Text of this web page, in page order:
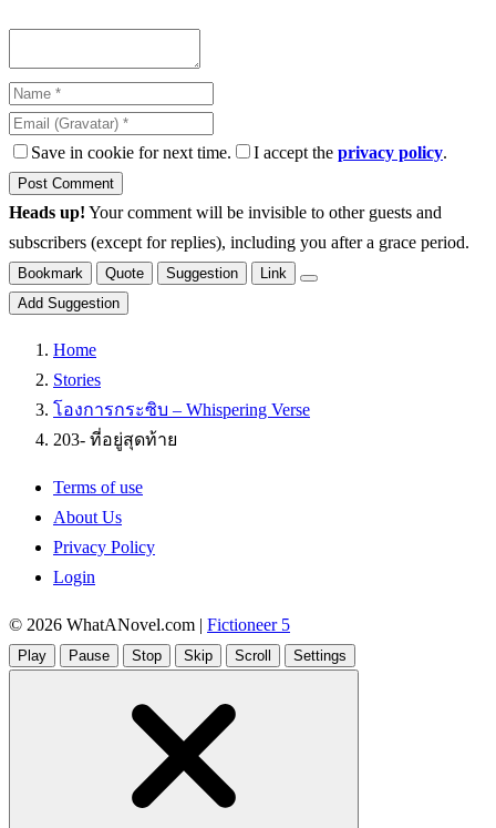
Save in cookie for next time. I accept the privacy policy.
Heads up! Your comment will be invisible to other guests and
subscribers (except for replies), including you after a grace period.
Bookmark Quote Suggestion
Link
Add Suggestion
Home
Stories
โองการกระซิบ – Whispering Verse
203- ที่อยู่สุดท้าย
Terms of use
About Us
Privacy Policy
Login
© 2026 WhatANovel.com | Fictioneer 5
Play Pause Stop Skip Scroll Settings